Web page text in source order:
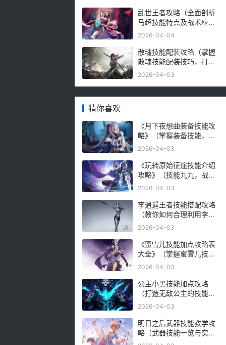
乱世王者攻略（全面剖析
马超技能特点及战术应
用，助你在乱世中稳定胜
2026-04-04
散魂技能配装攻略（掌握
散魂技能配装技巧，打造
无敌阵容）
2026-04-03
猜你喜欢
《月下夜想曲装备技能攻
略》（掌握装备技能，成
为强大的战士）
2026-04-03
《玩转原始征途技能介绍
攻略》（技能九九，战无
不胜！（）
2026-04-03
李逍遥王者技能搭配攻略
（教你如何合理利用李逍
遥的技能进行战斗）
2026-04-03
《蜜雪儿技能加点攻略表
大全》（掌握蜜雪儿技能
加点，玩转游戏关键）
2026-04-03
公主小黑技能加点攻略
（打造无敌公主的技能加
点秘籍，助你征服王
2026-04-03
明日之后武器技能教学攻
略（武器技能一览与实战
训练，游戏中的必备利